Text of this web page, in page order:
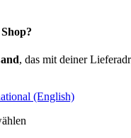
, das mit deiner
(English)